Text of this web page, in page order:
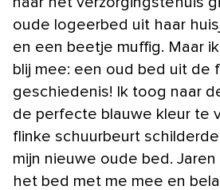
oude logeerbed uit haar
en een beetje muffig. Maar
blij mee: een oud bed uit de
geschiedenis! Ik toog naar
de perfecte blauwe kleur te
flinke schuurbeurt
mijn nieuwe oude bed.
het bed met me mee en